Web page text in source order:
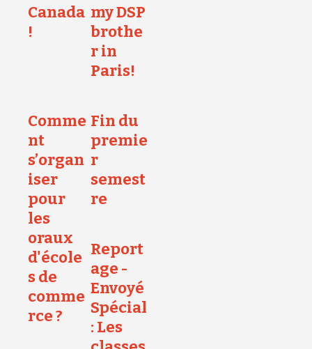
Canada
!
my DSP
brothe
r in
Paris!
Comme
nt
s’organ
iser
pour
les
oraux
d'école
s de
comme
rce ?
Fin du
premie
r
semest
re
Report
age -
Envoyé
Spécial
: Les